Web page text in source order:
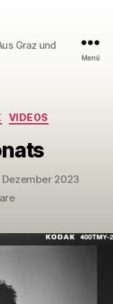
Graz und
Menü
VIDEOS
Dezember 2023
zu
Monats